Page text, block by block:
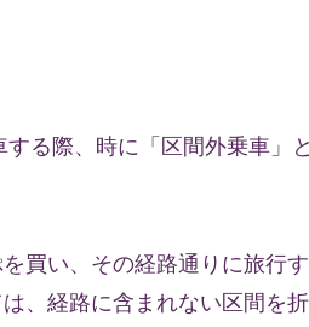
る際、時に「区間外乗車」
買い、その経路通りに旅行
、経路に含まれない区間を